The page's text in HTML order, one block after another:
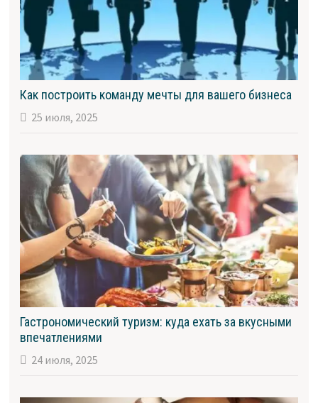
Как построить команду мечты для вашего бизнеса
25 июля, 2025
Гастрономический туризм: куда ехать за вкусными
впечатлениями
24 июля, 2025